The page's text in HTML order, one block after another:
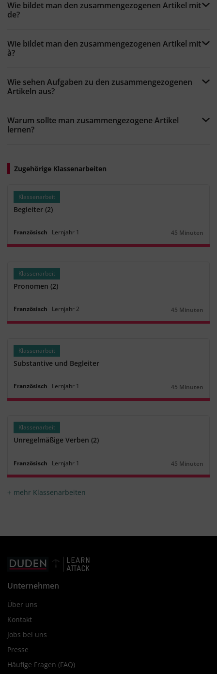
Wie bildet man den zusammengezogenen Artikel mit
de?
Wie bildet man den zusammengezogenen Artikel mit
à?
Wie sehen Aufgaben zu den zusammengezogenen
Artikeln aus?
Warum sollte man zusammengezogene Artikel
lernen?
Zugehörige Klassenarbeiten
Klassenarbeit
Begleiter (2)
Französisch Lernjahr 1
Dauer:
45 Minuten
Klassenarbeit
Pronomen (2)
Französisch Lernjahr2
Dauer:
45 Minuten
Klassenarbeit
Substantive und Begleiter
Französisch Lernjahr 1
Dauer:
45 Minuten
Klassenarbeit
Unregelmäßige Verben (2)
Französisch Lernjahr 1
Dauer:
45 Minuten
mehr Klassenarbeiten
Unternehmen
Über uns
Kontakt
Jobs bei uns
Presse
Häufige Fragen (FAQ)